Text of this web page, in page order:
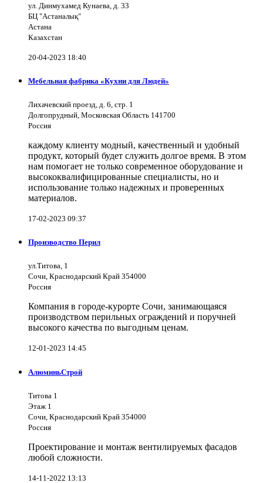
ул. Динмухамед Кунаева, д. 33
БЦ "Астаналық"
Астана
Казахстан
20-04-2023 18:40
Мебельная фабрика «Кухни для Людей»
Лихачевский проезд, д. 6, стр. 1
Долгопрудный, Московская Область 141700
Россия
каждому клиенту модный, качественный и удобный
продукт, который будет служить долгое время. В этом
нам помогает не только современное оборудование и
высококвалифицированные специалисты, но и
использование только надежных и проверенных
материалов.
17-02-2023 09:37
Производство Перил
ул.Титова, 1
Сочи, Краснодарский Край 354000
Россия
Компания в городе-курорте Сочи, занимающаяся
производством перильных ограждений и поручней
высокого качества по выгодным ценам.
12-01-2023 14:45
АлюминьСтрой
Титова 1
Этаж 1
Сочи, Краснодарский Край 354000
Россия
Проектирование и монтаж вентилируемых фасадов
любой сложности.
14-11-2022 13:13